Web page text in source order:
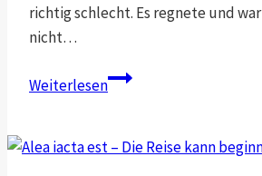
richtig schlecht. Es regnete und
nicht…
WeiterlesenAuf
Los!